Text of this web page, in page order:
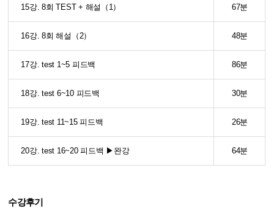
15강. 8회 TEST + 해설（1） 67분
16강. 8회 해설（2） 48분
17강. test 1~5 피드백 86분
18강. test 6~10 피드백 30분
19강. test 11~15 피드백 26분
20강. test 16~20 피드백 ▶완강 64분
수강후기